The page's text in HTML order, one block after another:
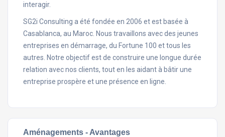
interagir.
SG2i Consulting a été fondée en 2006 et est basée à
Casablanca, au Maroc. Nous travaillons avec des jeunes
entreprises en démarrage, du Fortune 100 et tous les
autres. Notre objectif est de construire une longue durée
relation avec nos clients, tout en les aidant à bâtir une
entreprise prospère et une présence en ligne.
Aménagements - Avantages